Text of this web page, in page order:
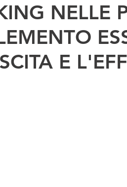
NELLE
E